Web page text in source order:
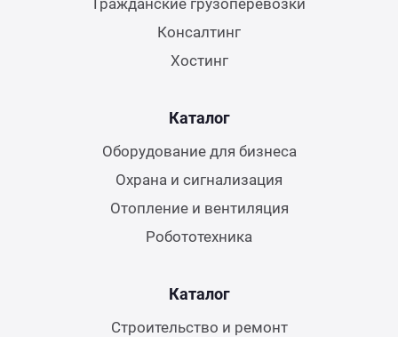
Гражданские грузоперевозки
Консалтинг
Хостинг
Каталог
Оборудование для бизнеса
Охрана и сигнализация
Отопление и вентиляция
Робототехника
Каталог
Строительство и ремонт